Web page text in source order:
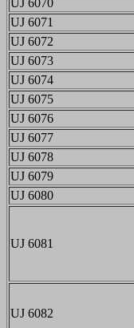
UJ 6070
UJ 6071
UJ 6072
UJ 6073
UJ 6074
UJ 6075
UJ 6076
UJ 6077
UJ 6078
UJ 6079
UJ 6080
UJ 6081
UJ 6082